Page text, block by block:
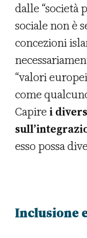
dalle “società
sociale non è
concezioni
“valori
come
Capirei
esso possa
Inclusione